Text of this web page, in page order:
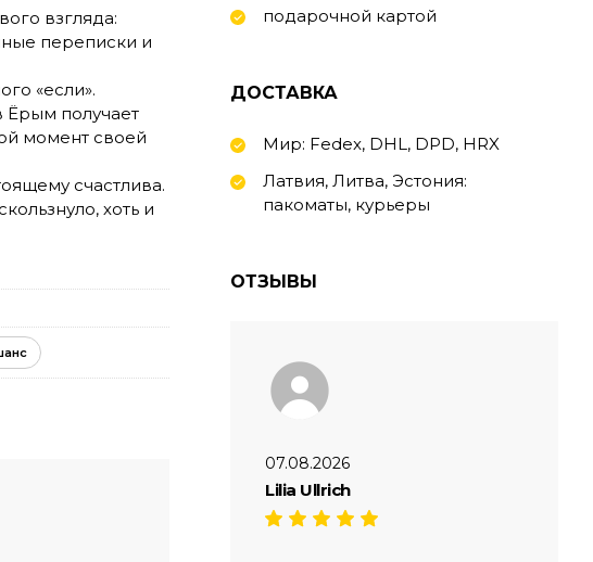
взгляда:
переписки и
«если».
Ёрым получает
момент своей
счастлива.
хоть и
подарочной картой
ДОСТАВКА
Мир: Fedex, DHL, DPD, HRX
Латвия, Литва, Эстония:
пакоматы, курьеры
ОТЗЫВЫ
07.08.2026
Lilia Ullrich